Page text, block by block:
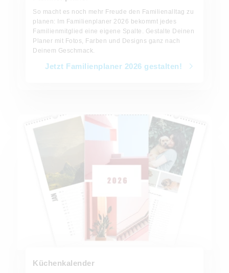
So macht es noch mehr Freude den Familienalltag zu
planen: Im Familienplaner 2026 bekommt jedes
Familienmitglied eine eigene Spalte. Gestalte Deinen
Planer mit Fotos, Farben und Designs ganz nach
Deinem Geschmack.
Jetzt Familienplaner 2026 gestalten!
Küchenkalender
Jetzt Küchenkalender 2026 gestalten!